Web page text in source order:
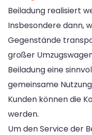
Beiladung realisiert
Insbesondere dann,
Gegenstände
großer
Beiladung eine
gemeinsame
Kunden können die
werden.
Um den Service der